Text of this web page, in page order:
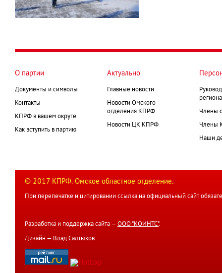
О партии
Документы и символы
Контакты
КПРФ в вашем округе
Как вступить в партию
Актуально
Главные новости
Новости Омского
отделения КПРФ
Новости ЦК КПРФ
Члены
Члены
Наши
© 2017 КПРФ. Омское областное отделение.
При перепечатке и цитировании ссылка на официальный сайт
Разработка и поддержка сайта — ООО "КОИНТС".
Дизайн — Влад Салтыков.